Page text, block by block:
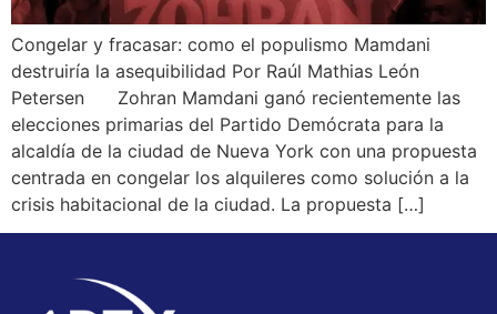
Congelar y fracasar: como el populismo Mamdani
destruiría la asequibilidad Por Raúl Mathias León
Petersen Zohran Mamdani ganó recientemente las
elecciones primarias del Partido Demócrata para la
alcaldía de la ciudad de Nueva York con una propuesta
centrada en congelar los alquileres como solución a la
crisis habitacional de la ciudad. La propuesta […]